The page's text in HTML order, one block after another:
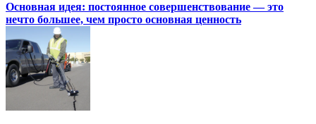
Основная идея: постоянное совершенствование — это
нечто большее, чем просто основная ценность